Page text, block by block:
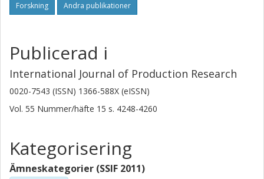
Forskning Andra publikationer
Publicerad i
International Journal of Production Research
0020-7543 (ISSN) 1366-588X (eISSN)
Vol. 55 Nummer/häfte 15 s. 4248-4260
Kategorisering
Ämneskategorier (SSIF 2011)